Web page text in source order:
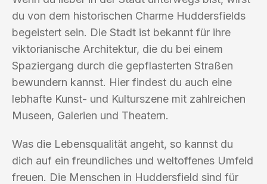
du von dem historischen Charme Huddersfields
begeistert sein. Die Stadt ist bekannt für ihre
viktorianische Architektur, die du bei einem
Spaziergang durch die gepflasterten Straßen
bewundern kannst. Hier findest du auch eine
lebhafte Kunst- und Kulturszene mit zahlreichen
Museen, Galerien und Theatern.
Was die Lebensqualität angeht, so kannst du
dich auf ein freundliches und weltoffenes Umfeld
freuen. Die Menschen in Huddersfield sind für